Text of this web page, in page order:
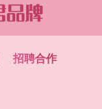
招聘合作